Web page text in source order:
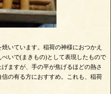
いています。稲荷の神様におつかえ
いで(まきもの)として表現したもので
ますが、手の平が焦げるほどの熱さ
の有る方におすすめ。これも、稲荷